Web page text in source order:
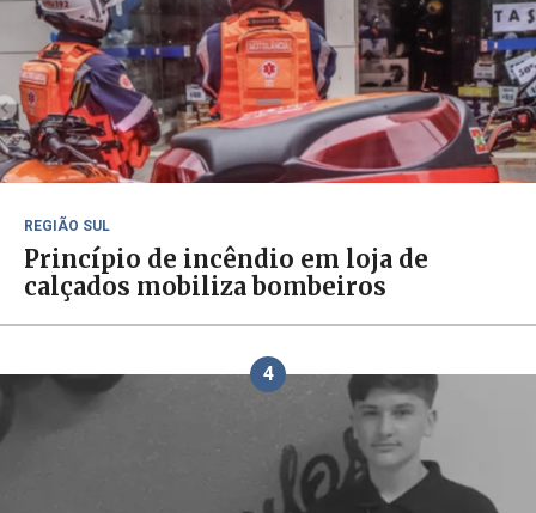
REGIÃO SUL
Princípio de incêndio em loja de
calçados mobiliza bombeiros
4